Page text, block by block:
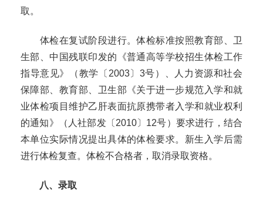
取。
体检在复试阶段进行。体检标准按照教育部、卫
生部、中国残联印发的《普通高等学校招生体检工作
指导意见》（教学〔 2003〕 3号）、人力资源和社会
保障部、教育部、卫生部《关于进一步规范入学和就
业体检项目维护乙肝表面抗原携带者入学和就业权利
的通知》（人社部发〔 2010〕 12号）要求进行，结合
本单位实际情况提出具体的体检要求。新生入学后需
进行体检复查。 体检不合格者，取消录取资格。
八、录取